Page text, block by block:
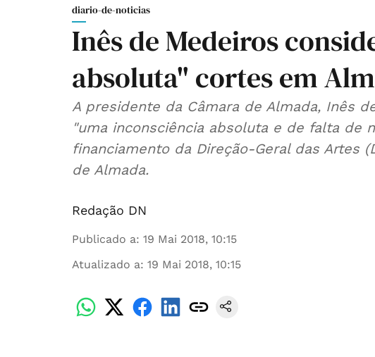
diario-de-noticias
Inês de Medeiros
absoluta" cortes em
A presidente da Câmara de Almada, Inês
"uma inconsciência absoluta e de falta de
financiamento da Direção-Geral das Artes
de Almada.
Redação DN
Publicado a: 19 Mai 2018, 10:15
Atualizado a: 19 Mai 2018, 10:15